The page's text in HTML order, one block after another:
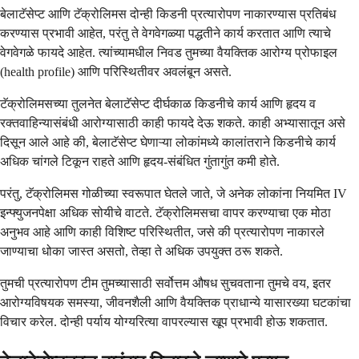
बेलाटॅसेप्ट आणि टॅक्रोलिमस दोन्ही किडनी प्रत्यारोपण नाकारण्यास प्रतिबंध
करण्यास प्रभावी आहेत, परंतु ते वेगवेगळ्या पद्धतीने कार्य करतात आणि त्याचे
वेगवेगळे फायदे आहेत. त्यांच्यामधील निवड तुमच्या वैयक्तिक आरोग्य प्रोफाइल
(health profile) आणि परिस्थितीवर अवलंबून असते.
टॅक्रोलिमसच्या तुलनेत बेलाटॅसेप्ट दीर्घकाळ किडनीचे कार्य आणि हृदय व
रक्तवाहिन्यासंबंधी आरोग्यासाठी काही फायदे देऊ शकते. काही अभ्यासातून असे
दिसून आले आहे की, बेलाटॅसेप्ट घेणाऱ्या लोकांमध्ये कालांतराने किडनीचे कार्य
अधिक चांगले टिकून राहते आणि हृदय-संबंधित गुंतागुंत कमी होते.
परंतु, टॅक्रोलिमस गोळीच्या स्वरूपात घेतले जाते, जे अनेक लोकांना नियमित IV
इन्फ्युजनपेक्षा अधिक सोयीचे वाटते. टॅक्रोलिमसचा वापर करण्याचा एक मोठा
अनुभव आहे आणि काही विशिष्ट परिस्थितीत, जसे की प्रत्यारोपण नाकारले
जाण्याचा धोका जास्त असतो, तेव्हा ते अधिक उपयुक्त ठरू शकते.
तुमची प्रत्यारोपण टीम तुमच्यासाठी सर्वोत्तम औषध सुचवताना तुमचे वय, इतर
आरोग्यविषयक समस्या, जीवनशैली आणि वैयक्तिक प्राधान्ये यासारख्या घटकांचा
विचार करेल. दोन्ही पर्याय योग्यरित्या वापरल्यास खूप प्रभावी होऊ शकतात.